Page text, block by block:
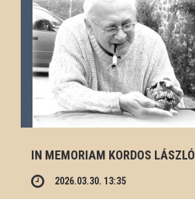
IN MEMORIAM KORDOS LÁSZLÓ
2026.03.30. 13:35